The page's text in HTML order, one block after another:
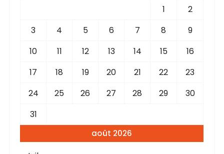
août 2026
1
2
3
4 5 6 7 8
9
10
11 12 13 14 15
16
17
18 19 20 21 22
23
24
25 26 27 28 29
30
31